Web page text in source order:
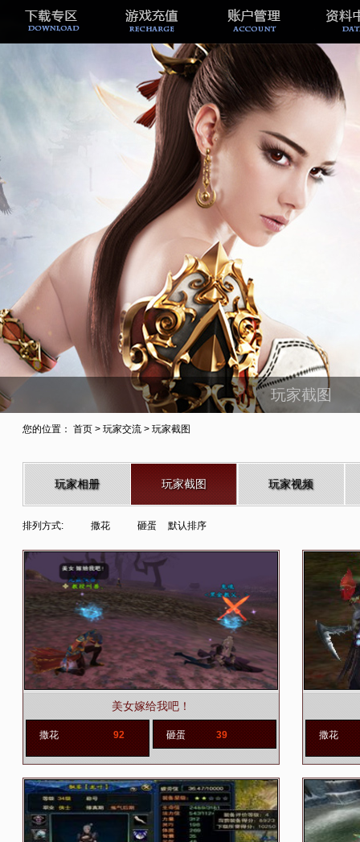
玩家截图
您的位置： 首页 > 玩家交流 > 玩家截图
玩家相册 玩家截图 玩家视频
排列方式: 撒花 砸蛋 默认排序
美女嫁给我吧！
撒花 92 砸蛋 39 撒花